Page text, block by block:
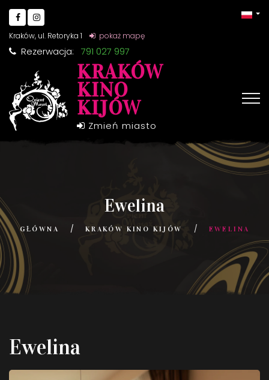
Kraków, ul. Retoryka 1 pokaż mapę
Rezerwacja: 791 027 997
KRAKÓW
KINO
KIJÓW
Zmień miasto
Ewelina
GŁÓWNA KRAKÓW KINO KIJÓW EWELINA
Ewelina